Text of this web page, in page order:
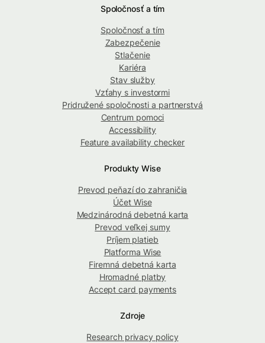
Spoločnosť a tím
Spoločnosť a tím
Zabezpečenie
Stlačenie
Kariéra
Stav služby
Vzťahy s investormi
Pridružené spoločnosti a partnerstvá
Centrum pomoci
Accessibility
Feature availability checker
Produkty Wise
Prevod peňazí do zahraničia
Účet Wise
Medzinárodná debetná karta
Prevod veľkej sumy
Príjem platieb
Platforma Wise
Firemná debetná karta
Hromadné platby
Accept card payments
Zdroje
Research privacy policy